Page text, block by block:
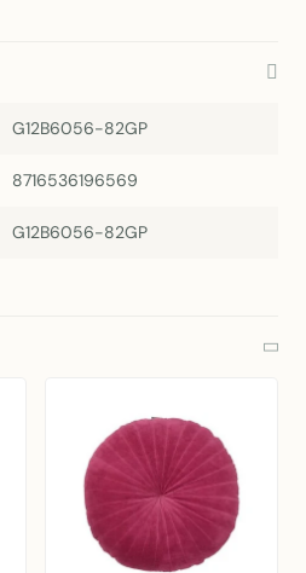
G12B6056-82GP
8716536196569
G12B6056-82GP